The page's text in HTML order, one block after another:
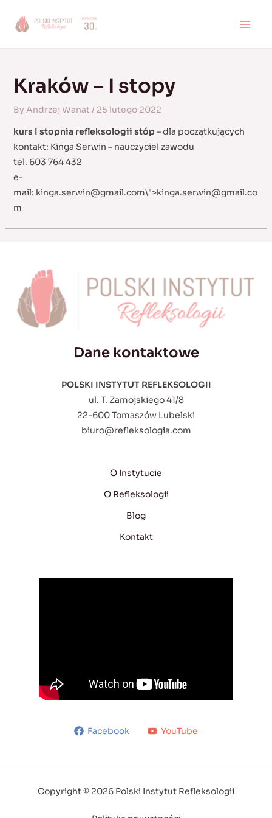
Kraków – I stopy
By Andrzej Wanat/ 25 lutego 2022
kurs I stopnia refleksologii stóp– dla początkujących
kontakt: Kinga Serwin – nauczyciel zawodu
tel. 603 764 432
e-
mail: kinga.serwin@gmail.com\">kinga.serwin@gmail.co
m
Dane kontaktowe
POLSKI INSTYTUT REFLEKSOLOGII
ul. T. Zamojskiego 41/8
22-600 Tomaszów Lubelski
biuro@refleksologia.com
O Instytucie
O Refleksologii
Blog
Kontakt
Facebook YouTube
Copyright © 2026 Polski Instytut Refleksologii